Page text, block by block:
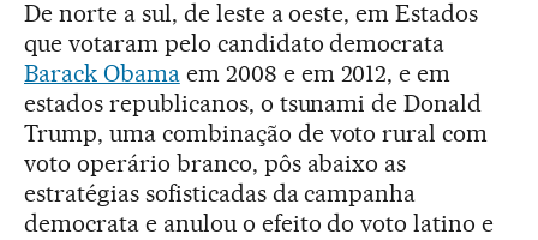
De norte a sul, de leste a oeste, em Estados
que votaram pelo candidato democrata
Barack Obamaem 2008 e em 2012, e em
estados republicanos, o tsunami de Donald
Trump, uma combinação de voto rural com
voto operário branco, pôs abaixo as
estratégias sofisticadas da campanha
democrata e anulou o efeito do voto latino e